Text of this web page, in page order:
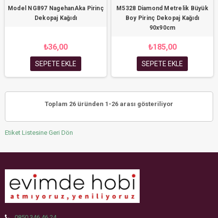
Model NG897 NagehanAka Pirinç
Dekopaj Kağıdı
₺36,00
SEPETE EKLE
M5328 Diamond Metrelik Büyük
Boy Pirinç Dekopaj Kağıdı
90x90cm
₺185,00
SEPETE EKLE
Toplam 26 üründen 1-26 arası gösteriliyor
Etiket Listesine Geri Dön